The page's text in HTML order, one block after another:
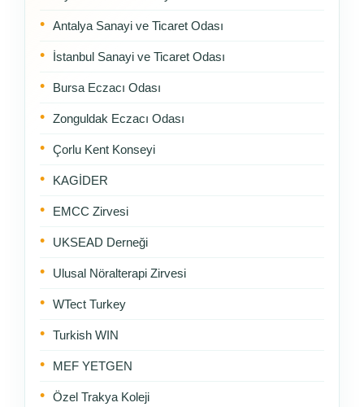
Antalya Sanayi ve Ticaret Odası
İstanbul Sanayi ve Ticaret Odası
Bursa Eczacı Odası
Zonguldak Eczacı Odası
Çorlu Kent Konseyi
KAGİDER
EMCC Zirvesi
UKSEAD Derneği
Ulusal Nöralterapi Zirvesi
WTect Turkey
Turkish WIN
MEF YETGEN
Özel Trakya Koleji